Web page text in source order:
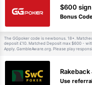
$600
Bonus
The GGpoker code is newbonus. 18+.
deposit £10. Matched Deposit max $600 -
Apply. GambleAware.org. Please play
Use